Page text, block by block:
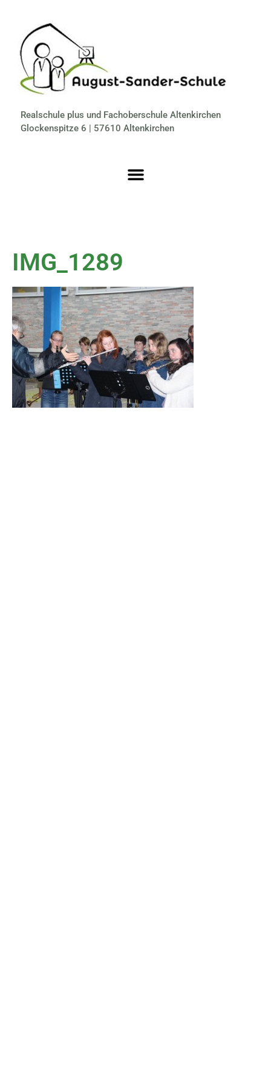
Realschule plus und Fachoberschule Altenkirchen
Glockenspitze 6 | 57610 Altenkirchen
IMG_1289